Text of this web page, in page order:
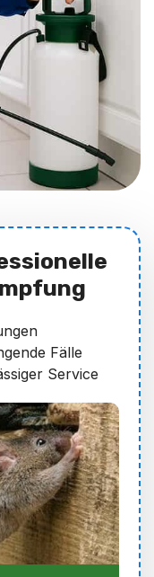
Fälle
Service